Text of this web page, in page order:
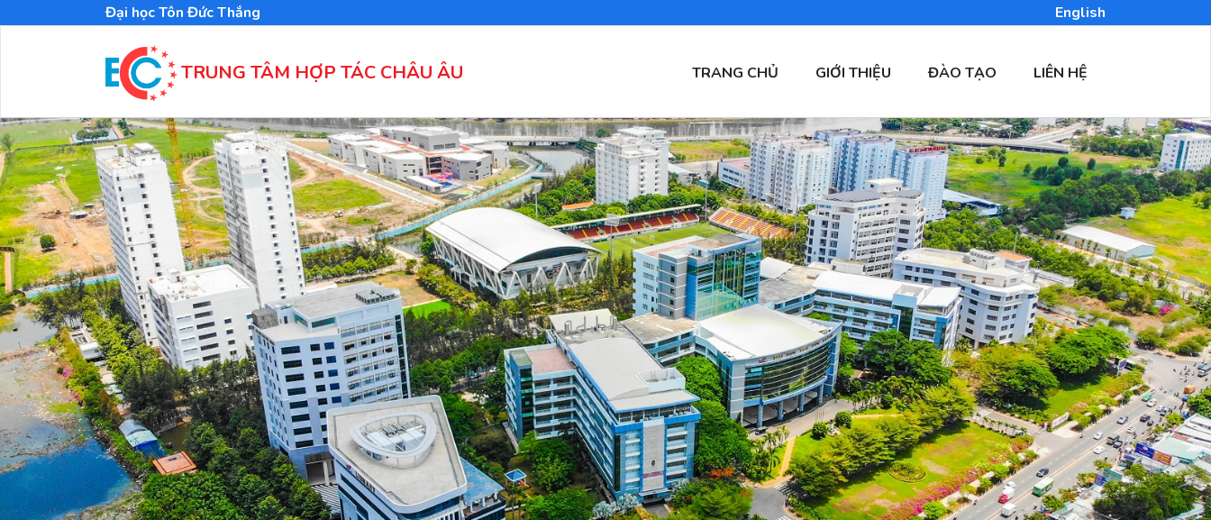
đến
Đại học Tôn Đức Thắng English
TRUNG TÂM HỢP TÁC CHÂU ÂU
MAIN
TRANG CHỦ GIỚI THIỆU ĐÀO TẠO LIÊN HỆ